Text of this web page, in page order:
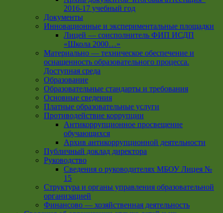
2016-17 учебный год
Документы
Инновационные и экспериментальные площадки
Лицей — соисполнитель ФИП ИСДП
«Школа 2000…»
Материально — техническое обеспечение и
оснащенность образовательного процесса.
Доступная среда
Образование
Образовательные стандарты и требования
Основные сведения
Платные образовательные услуги
Противодействие коррупции
Антикоррупционное просвещение
обучающихся
Архив антикоррупционной деятельности
Публичный доклад директора
Руководство
Cведения о руководителях МБОУ Лицея №
15
Структура и органы управления образовательной
организацией
Финансово — хозяйственная деятельность